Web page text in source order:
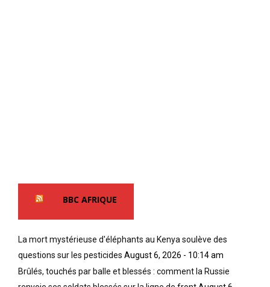
BBC AFRIQUE
La mort mystérieuse d'éléphants au Kenya soulève des
questions sur les pesticides August 6, 2026 - 10:14 am
Brûlés, touchés par balle et blessés : comment la Russie